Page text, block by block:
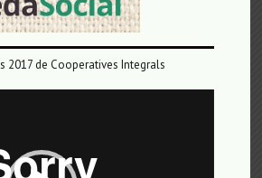
2017 de Cooperatives Integrals